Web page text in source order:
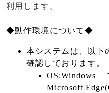
利用します。
◆動作環境について◆
本システムは、以下
確認しております。
OS:Windows
Microsoft